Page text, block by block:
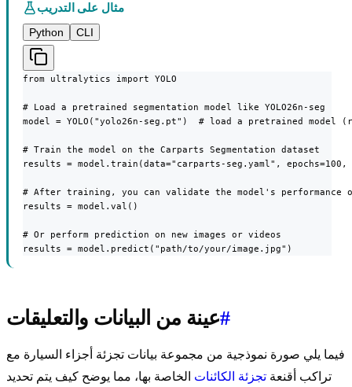
مثال على التدريب
Python
CLI
from ultralytics import YOLO
# Load a pretrained segmentation model like YOLO26n-seg
model = YOLO("yolo26n-seg.pt")  # load a pretrained model
# Train the model on the Carparts Segmentation dataset
results = model.train(data="carparts-seg.yaml", epochs=100,
# After training, you can validate the model's performance
results = model.val()
# Or perform prediction on new images or videos
results = model.predict("path/to/your/image.jpg")
عينة من البيانات والتعليقات#
فيما يلي صورة نموذجية من مجموعة بيانات تجزئة أجزاء السيارة مع
تراكب أقنعة تجزئة الكائنات الخاصة بها، مما يوضح كيف يتم تحديد